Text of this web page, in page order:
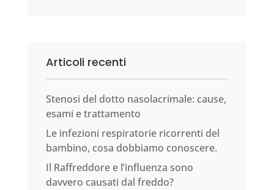
Articoli recenti
Stenosi del dotto nasolacrimale: cause,
esami e trattamento
Le infezioni respiratorie ricorrenti del
bambino, cosa dobbiamo conoscere.
Il Raffreddore e l’influenza sono
davvero causati dal freddo?